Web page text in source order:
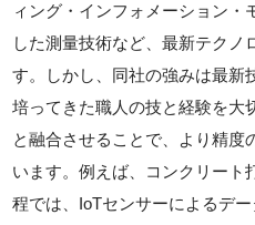
ィング・インフォメーション・
した測量技術など、最新テクノ
す。しかし、同社の強みは最新
培ってきた職人の技と経験を大
と融合させることで、より精度
います。例えば、コンクリート
程では、IoTセンサーによるデ